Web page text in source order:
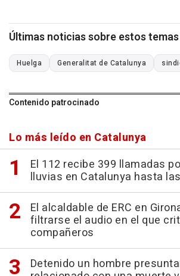
Últimas noticias sobre estos temas
Huelga Generalitat de Catalunya
Contenido patrocinado
Lo más leído en Catalunya
El 112 recibe 399 llamadas
lluvias en Catalunya hasta
El alcaldable de ERC en
filtrarse el audio en el que
compañeros
Detenido un hombre